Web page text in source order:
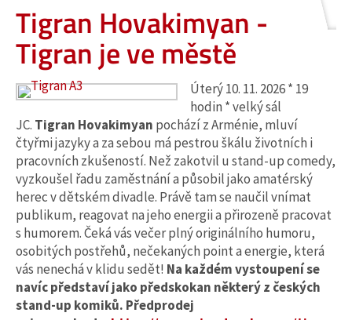
Tigran Hovakimyan -
Tigran je ve městě
Úterý 10. 11. 2026 * 19
hodin * velký sál
JC. Tigran Hovakimyan pochází z Arménie, mluví
čtyřmi jazyky a za sebou má pestrou škálu životních i
pracovních zkušeností. Než zakotvil u stand-up comedy,
vyzkoušel řadu zaměstnání a působil jako amatérský
herec v dětském divadle. Právě tam se naučil vnímat
publikum, reagovat na jeho energii a přirozeně pracovat
s humorem. Čeká vás večer plný originálního humoru,
osobitých postřehů, nečekaných point a energie, která
vás nenechá v klidu sedět! Na každém vystoupení se
navíc představí jako předskokan některý z českých
stand-up komiků. Předprodej